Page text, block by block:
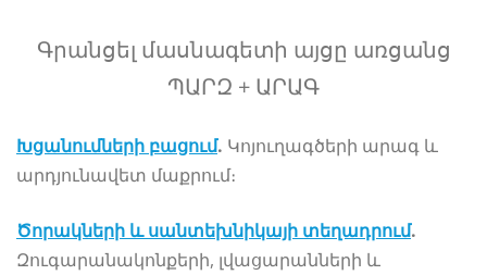
Գրանցել մասնագետի այցը առցանց
ՊԱՐԶ + ԱՐԱԳ
Խցանումների բացում. Կոյուղագծերի արագ և
արդյունավետ մաքրում։
Ծորակների և սանտեխնիկայի տեղադրում.
Զուգարանակոնքերի, լվացարանների և